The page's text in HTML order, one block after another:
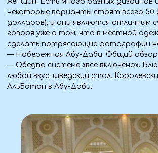
— Завтрак в отеле.
— Выезд на экскурсию: "От Персидского до Оманского
6 ДЕНЬ (26.02.26)
— Завтрак в отеле.
— Свободный день.
5 ДЕНЬ (25.02.26)